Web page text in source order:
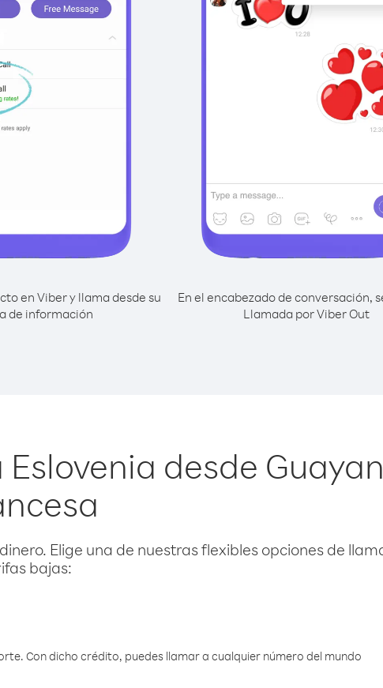
en Viber y llama desde su
de información
En el encabezado de conversación,
Llamada por Viber Out
desde
Elige una de nuestras flexibles opciones de
bajas:
Con dicho crédito, puedes llamar a cualquier número del mundo